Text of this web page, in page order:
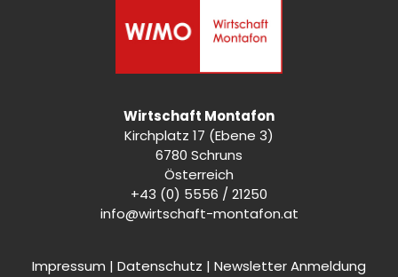
Wirtschaft Montafon
Kirchplatz 17 (Ebene 3)
6780 Schruns
Österreich
+43 (0) 5556 / 21250
info@wirtschaft-montafon.at
Impressum | Datenschutz | Newsletter Anmeldung